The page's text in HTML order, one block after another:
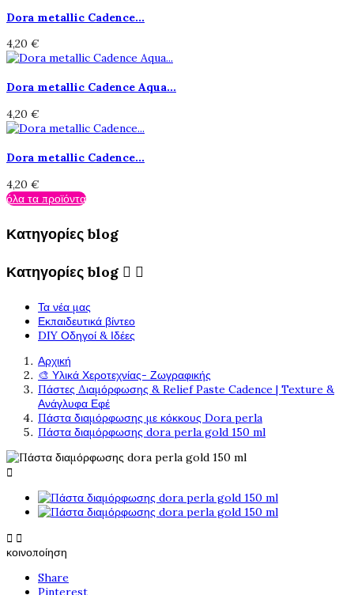
Dora metallic Cadence...
4,20 €
Dora metallic Cadence Aqua...
4,20 €
Dora metallic Cadence...
4,20 €
όλα τα προϊόντα
Κατηγορίες blog
Κατηγορίες blog  
Τα νέα μας
Εκπαιδευτικά βίντεο
DIY Οδηγοί & Ιδέες
Αρχική
🎨 Υλικά Χεροτεχνίας- Ζωγραφικής
Πάστες Διαμόρφωσης & Relief Paste Cadence | Texture &
Ανάγλυφα Εφέ
Πάστα διαμόρφωσης με κόκκους Dora perla
Πάστα διαμόρφωσης dora perla gold 150 ml

 
κοινοποίηση
Share
Pinterest